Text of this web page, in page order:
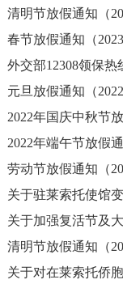
清明节放假通知（
春节放假通知（
外交部12308领保热
元旦放假通知（
2022年国庆中秋节
2022年端午节放假
劳动节放假通知（
关于驻莱索托使馆
关于加强复活节及
清明节放假通知（
关于对在莱索托侨